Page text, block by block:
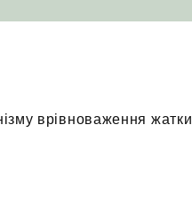
врівноваження жатки